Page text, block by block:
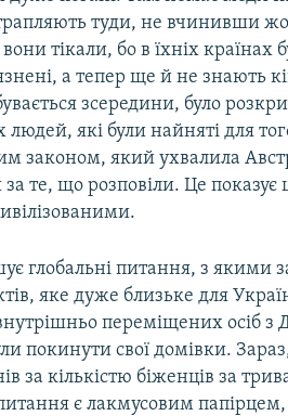
туди, не вчинивши
тікали, бо в їхніх країнах
а тепер ще й не знають
зсередини, було
людей, які були найняті для
законом, який ухвалила
за те, що розповіли. Це
глобальні питання, з якими
яке дуже близьке для
переміщених осіб з
покинути свої домівки.
за кількістю біженців за
є лакмусовим папірцем,